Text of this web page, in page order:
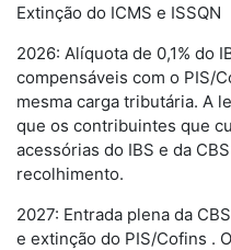
Extinção do ICMS e ISSQN
2026: Alíquota de 0,1% do
compensáveis com o PIS/
mesma carga tributária. A
que os contribuintes que
acessórias do IBS e da
recolhimento.
2027: Entrada plena da
e extinção do PIS/Cofins .